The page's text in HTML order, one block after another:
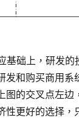
基础上，研发的
发和购买商用
图的交叉点左边
性更好的选择，